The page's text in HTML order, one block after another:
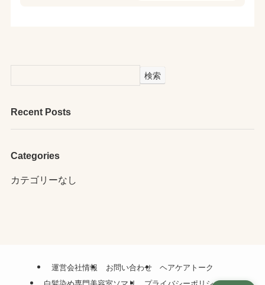
検索
Recent Posts
Categories
カテゴリーなし
運営会社情報 お問い合わせ
ヘアケアトーク